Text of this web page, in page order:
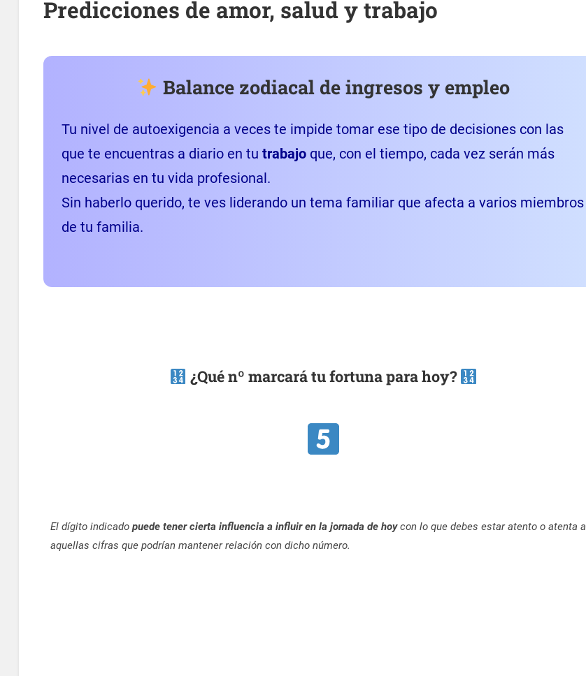
Predicciones de amor, salud y trabajo
Balance zodiacal de ingresos y empleo
Tu nivel de autoexigencia a veces te impide tomar ese tipo de decisiones con las
que te encuentras a diario en tu trabajoque, con el tiempo, cada vez serán más
necesarias en tu vida profesional.
Sin haberlo querido, te ves liderando un tema familiar que afecta a varios miembros
de tu familia.
¿Qué nº marcará tu fortuna para hoy?
El dígito indicado puede tener cierta influencia a influir en la jornada de hoycon lo que debes estar atento o atenta a
aquellas cifras que podrían mantener relación con dicho número.